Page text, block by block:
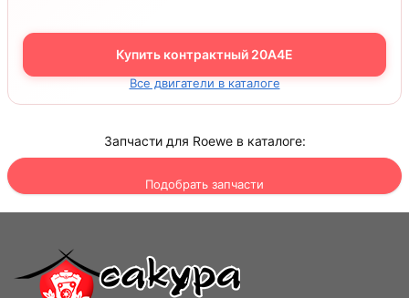
Купить контрактный 20A4E
Все двигатели в каталоге
Запчасти для Roewe в каталоге:
Подобрать запчасти